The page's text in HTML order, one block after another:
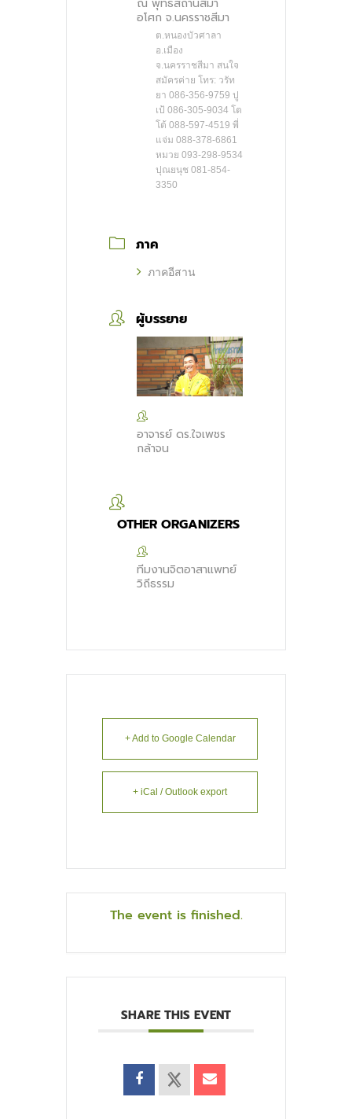
ณ พุทธสถานสีมา
อโศก จ.นครราชสีมา
ต.หนองบัวศาลา
อ.เมือง
จ.นครราชสีมา สนใจ
สมัครค่าย โทร: วรัท
ยา 086-356-9759 ปู
เป้ 086-305-9034 โต
โต้ 088-597-4519 พี่
แจ่ม 088-378-6861
หมวย 093-298-9534
ปุณยนุช 081-854-
3350
ภาค
ภาคอีสาน
ผู้บรรยาย
อาจารย์ ดร.ใจเพชร
กล้าจน
OTHER ORGANIZERS
ทีมงานจิตอาสาแพทย์
วิถีธรรม
+ Add to Google Calendar
+ iCal / Outlook export
The event is finished.
SHARE THIS EVENT